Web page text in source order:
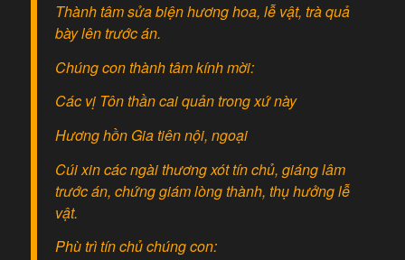
Thành tâm sửa biện hương hoa, lễ vật, trà quả
bày lên trước án.
Chúng con thành tâm kính mời:
Các vị Tôn thần cai quản trong xứ này
Hương hồn Gia tiên nội, ngoại
Cúi xin các ngài thương xót tín chủ, giáng lâm
trước án, chứng giám lòng thành, thụ hưởng lễ
vật.
Phù trì tín chủ chúng con: